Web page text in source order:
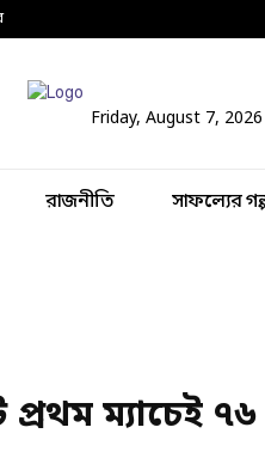
Friday, August 7, 2026
রাজনীতি সাফল্যের
ম্যাচেই ৭৬